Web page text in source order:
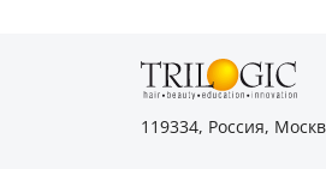
119334, Россия,